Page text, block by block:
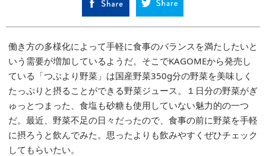
働き方の多様化によって手軽に食事のバランスを満たしたいと
いう需要が増加しているようだ。そこでKAGOMEから発売し
ている「つぶより野菜」は国産野菜350g分の野菜を美味しく
たっぷりと摂ることができる野菜ジュース。１日分の野菜がぎ
ゅっとつまった、食塩も砂糖も使用していない魅力的の一つ
だ。最近、野菜不足の日々だったので、食事の前に野菜を手軽
に摂ろうと飲んでみた。思ったよりも飲みやすくぜひチェック
してもらいたい。